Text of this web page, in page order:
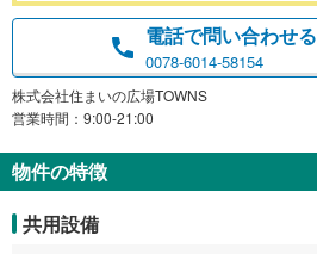
電話で問い合わせる
0078-6014-58154
株式会社住まいの広場TOWNS
営業時間：9:00-21:00
物件の特徴
共用設備